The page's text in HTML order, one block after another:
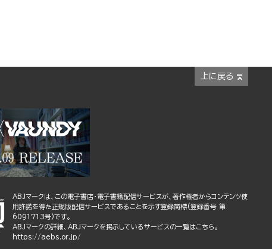
上に戻る
ABJマークは、この電子書店・電子書籍配信サービスが、著作権者からコンテンツ使
用許諾を得た正規版配信サービスであることを示す登録商標(登録番号 第
6091713号)です。
ABJマークの詳細、ABJマークを掲示しているサービスの一覧はこちら。
https://aebs.or.jp/